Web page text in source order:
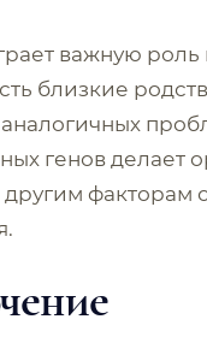
важную
близкие
генов делает
другим